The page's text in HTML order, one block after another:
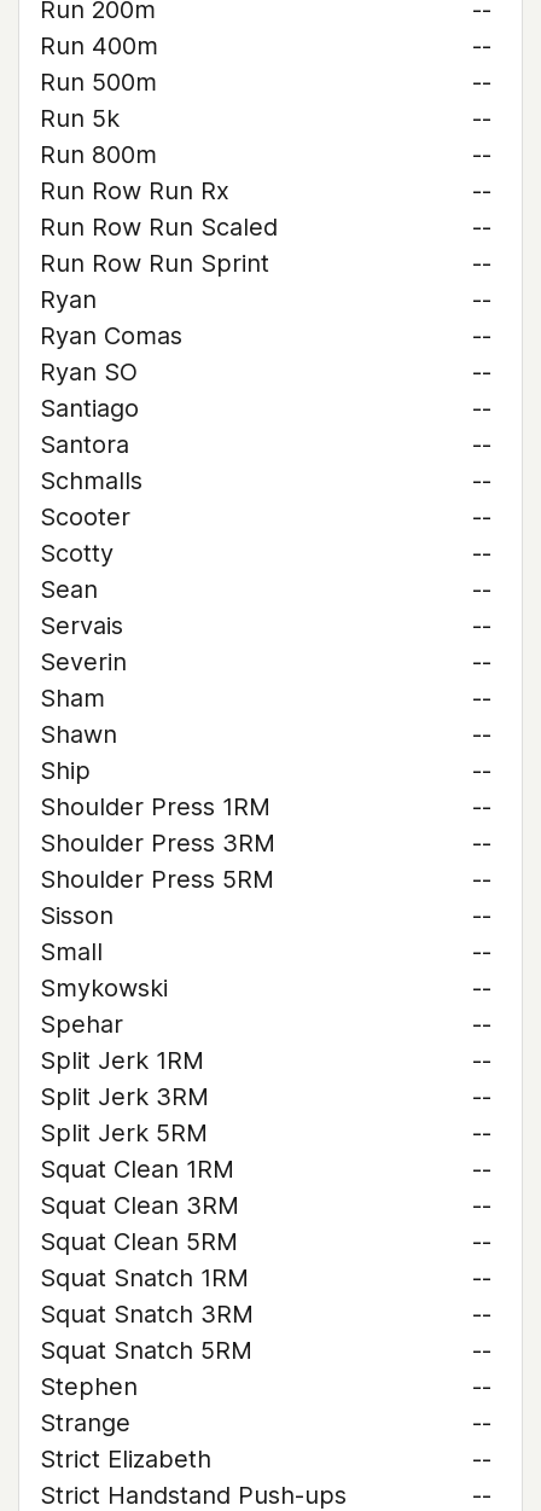
Run 200m
--
Run 400m
--
Run 500m
--
Run 5k
--
Run 800m
--
Run Row Run Rx
--
Run Row Run Scaled
--
Run Row Run Sprint
--
Ryan
--
Ryan Comas
--
Ryan SO
--
Santiago
--
Santora
--
Schmalls
--
Scooter
--
Scotty
--
Sean
--
Servais
--
Severin
--
Sham
--
Shawn
--
Ship
--
Shoulder Press 1RM
--
Shoulder Press 3RM
--
Shoulder Press 5RM
--
Sisson
--
Small
--
Smykowski
--
Spehar
--
Split Jerk 1RM
--
Split Jerk 3RM
--
Split Jerk 5RM
--
Squat Clean 1RM
--
Squat Clean 3RM
--
Squat Clean 5RM
--
Squat Snatch 1RM
--
Squat Snatch 3RM
--
Squat Snatch 5RM
--
Stephen
--
Strange
--
Strict Elizabeth
--
Strict Handstand Push-ups
--